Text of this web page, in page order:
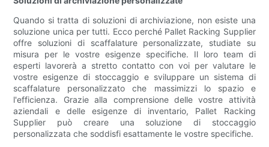
Quando si tratta di soluzioni di archiviazione, non esiste una
soluzione unica per tutti. Ecco perché Pallet Racking Supplier
offre soluzioni di scaffalature personalizzate, studiate su
misura per le vostre esigenze specifiche. Il loro team di
esperti lavorerà a stretto contatto con voi per valutare le
vostre esigenze di stoccaggio e sviluppare un sistema di
scaffalature personalizzato che massimizzi lo spazio e
l'efficienza. Grazie alla comprensione delle vostre attività
aziendali e delle esigenze di inventario, Pallet Racking
Supplier può creare una soluzione di stoccaggio
personalizzata che soddisfi esattamente le vostre specifiche.